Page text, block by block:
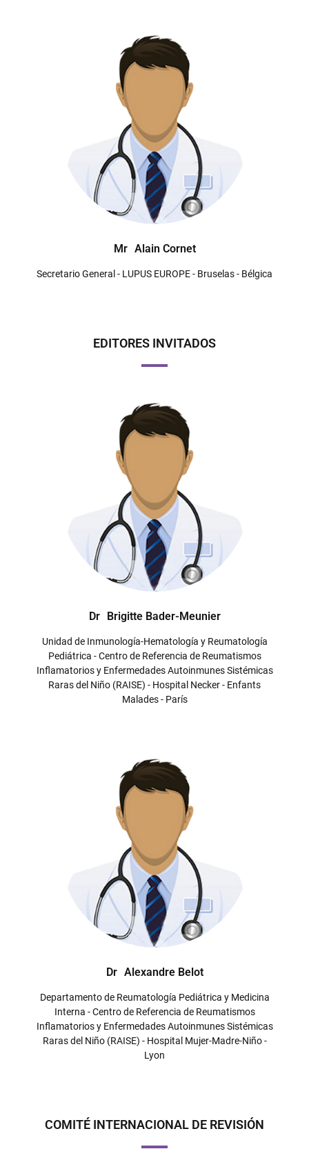
Mr Alain Cornet
Secretario General - LUPUS EUROPE - Bruselas - Bélgica
EDITORES INVITADOS
Dr Brigitte Bader-Meunier
Unidad de Inmunología-Hematología y Reumatología
Pediátrica - Centro de Referencia de Reumatismos
Inflamatorios y Enfermedades Autoinmunes Sistémicas
Raras del Niño (RAISE) - Hospital Necker - Enfants
Malades - París
Dr Alexandre Belot
Departamento de Reumatología Pediátrica y Medicina
Interna - Centro de Referencia de Reumatismos
Inflamatorios y Enfermedades Autoinmunes Sistémicas
Raras del Niño (RAISE) - Hospital Mujer-Madre-Niño -
Lyon
COMITÉ INTERNACIONAL DE REVISIÓN